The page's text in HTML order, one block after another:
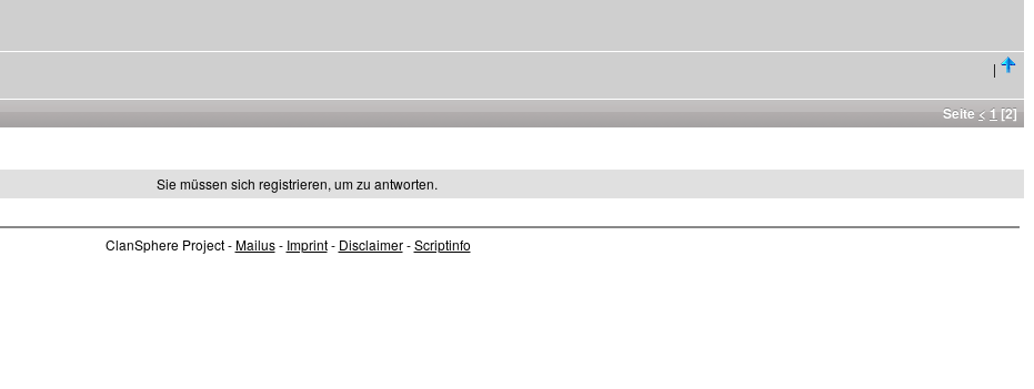
|
Seite < 1 [2]
Sie müssen sich registrieren, um zu antworten.
ClanSphere Project -Mailus- Imprint- Disclaimer-Scriptinfo